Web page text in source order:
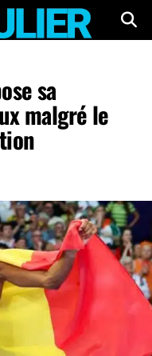
sa
malgré le